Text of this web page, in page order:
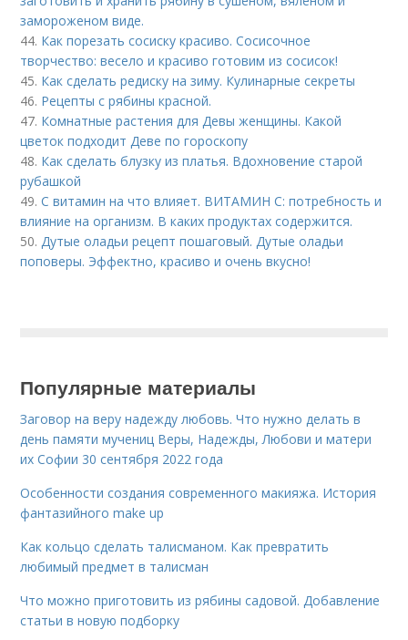
замороженом виде.
44. Как порезать сосиску красиво. Сосисочное
творчество: весело и красиво готовим из сосисок!
45. Как сделать редиску на зиму. Кулинарные секреты
46. Рецепты с рябины красной.
47. Комнатные растения для Девы женщины. Какой
цветок подходит Деве по гороскопу
48. Как сделать блузку из платья. Вдохновение старой
рубашкой
49.С витамин на что влияет. ВИТАМИН С: потребность и
влияние на организм. В каких продуктах содержится.
50.Дутые оладьи рецепт пошаговый. Дутые оладьи
поповеры. Эффектно, красиво и очень вкусно!
Популярные материалы
Заговор на веру надежду любовь. Что нужно делать в
день памяти мучениц Веры, Надежды, Любови и матери
их Софии 30 сентября 2022 года
Особенности создания современного макияжа. История
фантазийного make up
Как кольцо сделать талисманом. Как превратить
любимый предмет в талисман
Что можно приготовить из рябины садовой. Добавление
статьи в новую подборку